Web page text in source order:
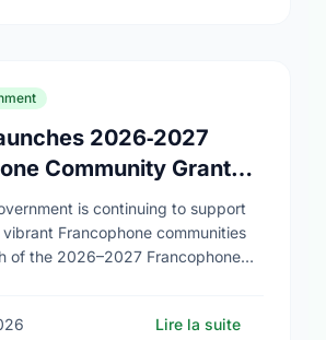
2026‑2027
Community Grants
is continuing to support
vibrant Francophone communities
of the 2026–2027 Francophone
Lire la suite